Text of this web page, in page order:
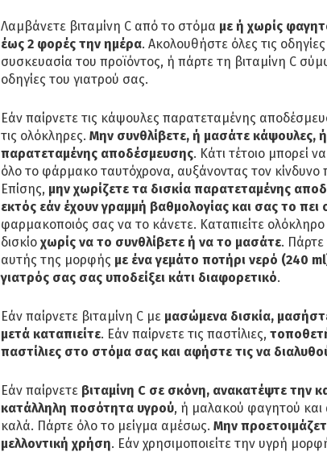
Λαμβάνετε βιταμίνη C από το στόμα με ή χωρίς
έως 2 φορές την ημέρα. Ακολουθήστε όλες τις
συσκευασία του προϊόντος, ή πάρτε τη βιταμίνη C
οδηγίες του γιατρού σας.
Εάν παίρνετε τις κάψουλες παρατεταμένης
τις ολόκληρες. Μην συνθλίβετε, ή μασάτε κάψουλες,
παρατεταμένης αποδέσμευσης. Κάτι τέτοιο μπορεί
όλο το φάρμακο ταυτόχρονα, αυξάνοντας τον κίνδυνο
Επίσης, μην χωρίζετε τα δισκία παρατεταμένης
εκτός εάν έχουν γραμμή βαθμολογίας και σας το πει
φαρμακοποιός σας να το κάνετε. Καταπιείτε
δισκίο χωρίς να το συνθλίβετε ή να το μασάτε. Πάρτε
αυτής της μορφής με ένα γεμάτο ποτήρι νερό (240
γιατρός σας σας υποδείξει κάτι διαφορετικό.
Εάν παίρνετε βιταμίνη C με μασώμενα δισκία,
μετά καταπιείτε. Εάν παίρνετε τις παστίλιες,
παστίλιες στο στόμα σας και αφήστε τις να
Εάν παίρνετε βιταμίνη C σε σκόνη, ανακατέψτε την
κατάλληλη ποσότητα υγρού, ή μαλακού φαγητού και
καλά. Πάρτε όλο το μείγμα αμέσως. Μην
μελλοντική χρήση. Εάν χρησιμοποιείτε την υγρή